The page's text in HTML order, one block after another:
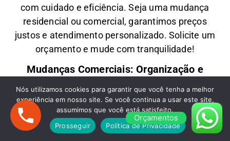
comcuidado e eficiência. Seja uma mudança
residencial ou comercial , garantimos preços
justos e atendimento personalizado. Solicite um
orçamento e mude com tranquilidade!
Mudanças Comerciais: Organização e
Precisa de umaMudança Comercialde São
Paulo para Trindade ? AKarretocuida de toda a
logística paraescritórios, lojas e empresas,
Orçamentos
Nós utilizamos cookies para garantir que você tenha a melhor
experiência em nosso site. Se você continua a usar este site,
assumimos que você está satisfeito.
Prosseguir
Política de Privacidade